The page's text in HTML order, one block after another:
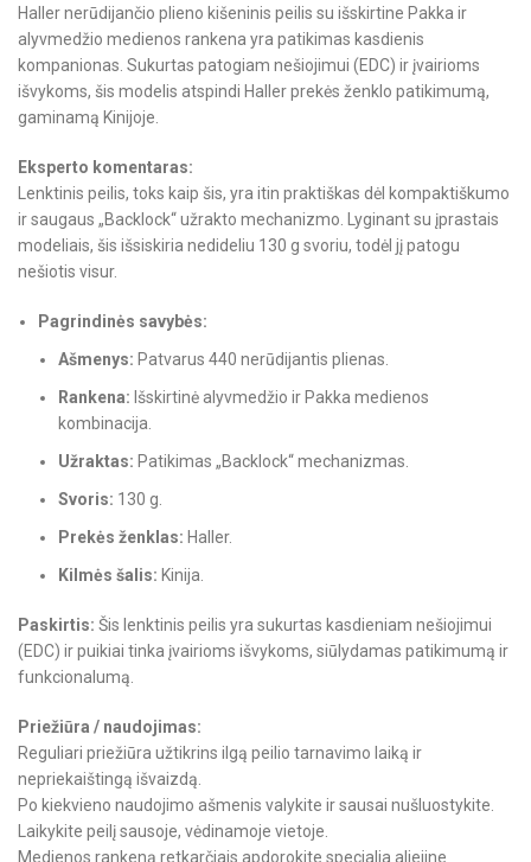
Haller nerūdijančio plieno kišeninis peilis su išskirtine Pakka ir
alyvmedžio medienos rankena yra patikimas kasdienis
kompanionas. Sukurtas patogiam nešiojimui (EDC) ir įvairioms
išvykoms, šis modelis atspindi Haller prekės ženklo patikimumą,
gaminamą Kinijoje.
Eksperto komentaras:
Lenktinis peilis, toks kaip šis, yra itin praktiškas dėl kompaktiškumo
ir saugaus „Backlock“ užrakto mechanizmo. Lyginant su įprastais
modeliais, šis išsiskiria nedideliu 130 g svoriu, todėl jį patogu
nešiotis visur.
Pagrindinės savybės:
Ašmenys: Patvarus 440 nerūdijantis plienas.
Rankena: Išskirtinė alyvmedžio ir Pakka medienos
kombinacija.
Užraktas: Patikimas „Backlock“ mechanizmas.
Svoris: 130 g.
Prekės ženklas: Haller.
Kilmės šalis: Kinija.
Paskirtis: Šis lenktinis peilis yra sukurtas kasdieniam nešiojimui
(EDC) ir puikiai tinka įvairioms išvykoms, siūlydamas patikimumą ir
funkcionalumą.
Priežiūra / naudojimas:
Reguliari priežiūra užtikrins ilgą peilio tarnavimo laiką ir
nepriekaištingą išvaizdą.
Po kiekvieno naudojimo ašmenis valykite ir sausai nušluostykite.
Laikykite peilį sausoje, vėdinamoje vietoje.
Medienos rankeną retkarčiais apdorokite specialia aliejine